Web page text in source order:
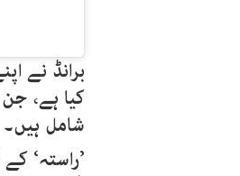
برانڈ نے
کیا ہے،
شامل ہیں۔
’راستہ‘